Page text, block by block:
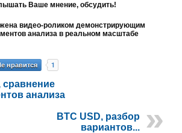
Ваше мнение, обсудить!
видео-роликом демонстрирующим
анализа в реальном масштабе
1
нравится
сравнение
анализа
BTC USD, разбор
вариантов...